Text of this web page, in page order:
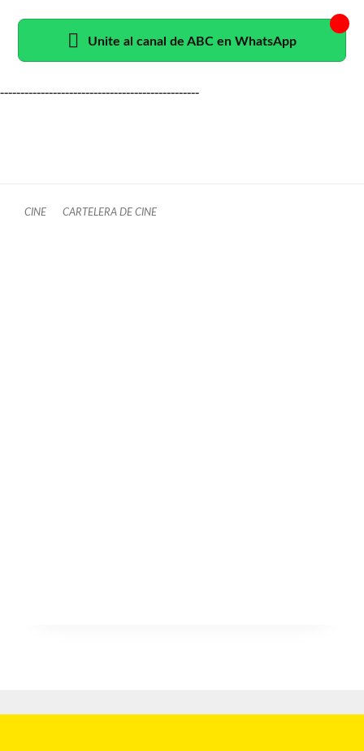
Unite al canal de ABC en WhatsApp
-------------------------------------------------
CINE CARTELERA DE CINE